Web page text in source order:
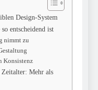
Design-System
entscheidend ist
nimmt zu
Konsistenz
Mehr als